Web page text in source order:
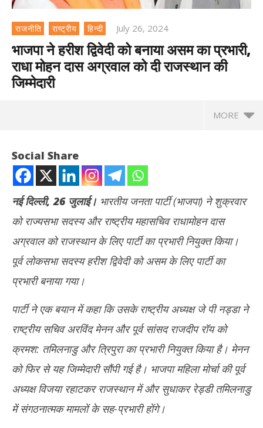
राजनीति राष्ट्रीय हिन्दी July 26, 2024
भाजपा ने हरीश द्विवेदी को बनाया असम का प्रभारी,
राधा मोहन दास अग्रवाल को दी राजस्थान की
जिम्मेदारी
MORE
भाजपा ने हरीश द्विवेदी को बनाया असम का प्रभारी, राधा मोहन दास अग्रवाल को दी
राजस्थान की जिम्मेदारी
26,
2024
Social Share
नई दिल्ली, 26 जुलाई। भारतीय जनता पार्टी (भाजपा) ने शुक्रवार
को राज्यसभा सदस्य और राष्ट्रीय महासचिव राधामोहन दास
अग्रवाल को राजस्थान के लिए पार्टी का प्रभारी नियुक्त किया।
पूर्व लोकसभा सदस्य हरीश द्विवेदी को असम के लिए पार्टी का
प्रभारी बनाया गया।
पार्टी ने एक बयान में कहा कि उसके राष्ट्रीय अध्यक्ष जे पी नड्डा ने
राष्ट्रीय सचिव अरविंद मेनन और पूर्व सांसद राजदीप रॉय को
क्रमश: तमिलनाडु और त्रिपुरा का प्रभारी नियुक्त किया है। मेनन
को फिर से यह जिम्मेदारी सौंपी गई है। भाजपा महिला मोर्चा की पूर्व
अध्यक्ष विजया रहाटकर राजस्थान में और सुधाकर रेड्डी तमिलनाडु
में संगठनात्मक मामलों के सह-प्रभारी होंगे।